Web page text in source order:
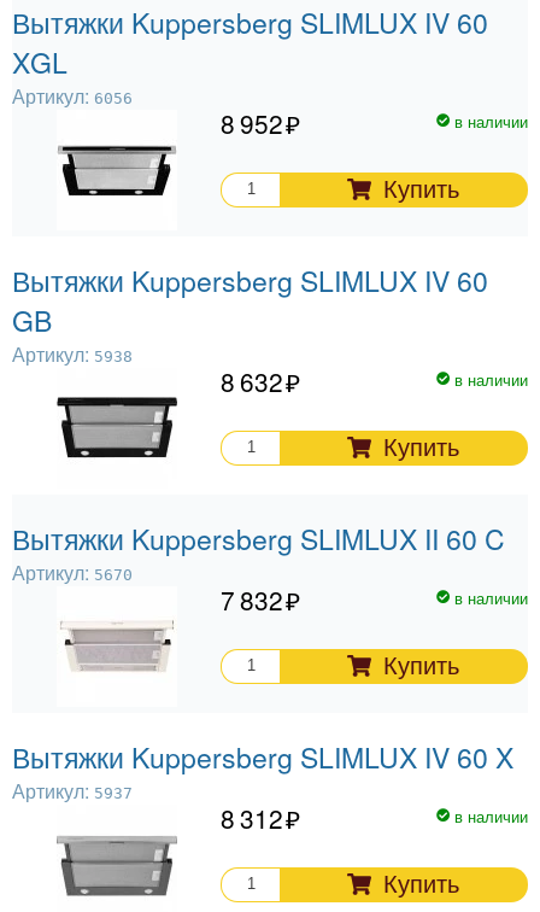
Вытяжки Kuppersberg SLIMLUX IV 60
XGL
Артикул: 6056
8 952 в наличии
Купить
Вытяжки Kuppersberg SLIMLUX IV 60
GB
Артикул: 5938
8 632 в наличии
Купить
Вытяжки Kuppersberg SLIMLUX II 60 C
Артикул: 5670
7 832 в наличии
Купить
Вытяжки Kuppersberg SLIMLUX IV 60 X
Артикул: 5937
8 312 в наличии
Купить